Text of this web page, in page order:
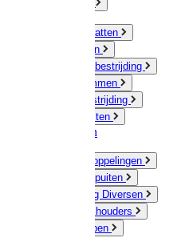
Muizen / Ratten
Drukspuiten
Ongediertebestrijding
Mollenklemmen
Onkruidbestrijding
Vliegenkasten
Meststoffen
Messing koppelingen
Gieters / Spuiten
Besproeiing Diversen
Slangen & houders
Waterpompen